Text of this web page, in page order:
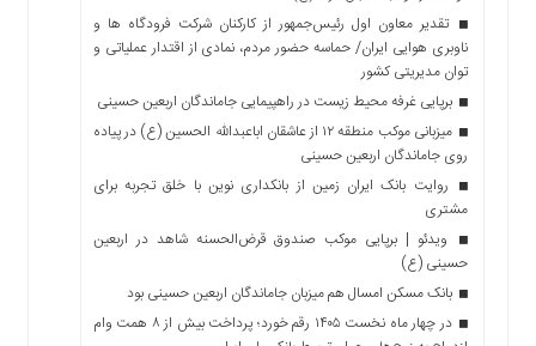
تقدیر معاون اول رئیس‌جمهور از کارکنان شرکت فرودگاه ها و
ناوبری هوایی ایران/ حماسه حضور مردم، نمادی از اقتدار عملیاتی و
توان مدیریتی کشور
برپایی غرفه محیط زیست در راهپیمایی جاماندگان اربعین حسینی
میزبانی موکب منطقه ۱۲ از عاشقان اباعبدالله الحسین (ع) در پیاده
روی جاماندگان اربعین حسینی
روایت بانک ایران زمین از بانکداری نوین با خلق تجربه برای
مشتری
ویدئو | برپایی موکب صندوق قرض‌الحسنه شاهد در اربعین
حسینی (ع)
بانک مسکن امسال هم میزبان جاماندگان اربعین حسینی بود
در چهار ماه نخست ۱۴۰۵ رقم خورد؛ پرداخت بیش از ۸ همت وام